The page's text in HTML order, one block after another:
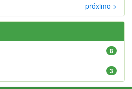
próximo >
8
3